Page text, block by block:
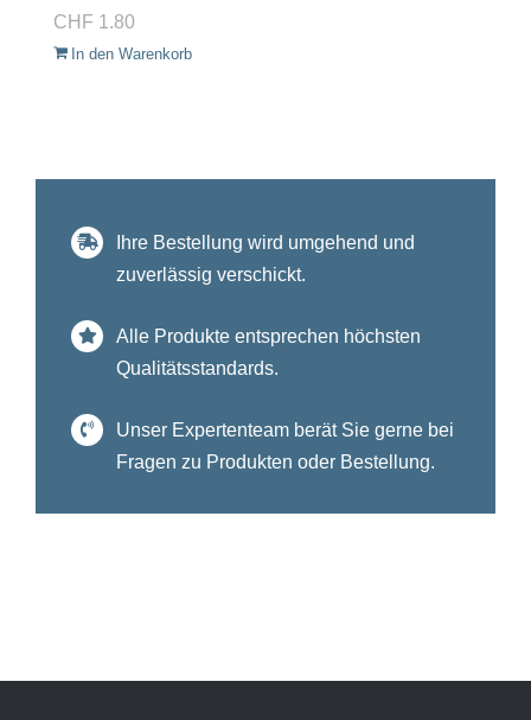
CHF 1.80
In den Warenkorb
Ihre Bestellung wird umgehend und
zuverlässig verschickt.
Alle Produkte entsprechen höchsten
Qualitätsstandards.
Unser Expertenteam berät Sie gerne bei
Fragen zu Produkten oder Bestellung.